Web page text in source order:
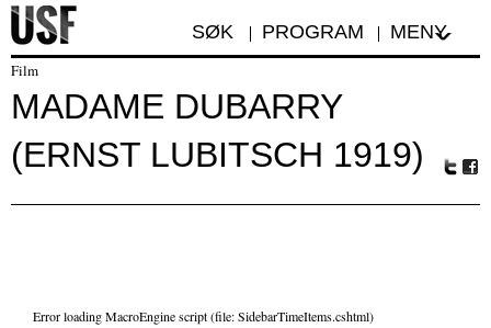
SØK PROGRAM MENY
Film
MADAME DUBARRY
(ERNST LUBITSCH 1919)
Error loading MacroEngine script (file: SidebarTimeItems.cshtml)